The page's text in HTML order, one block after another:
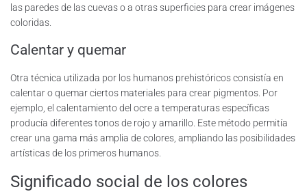
las paredes de las cuevas o a otras superficies para crear imágenes
coloridas.
Calentar y quemar
Otra técnica utilizada por los humanos prehistóricos consistía en
calentar o quemar ciertos materiales para crear pigmentos. Por
ejemplo, el calentamiento del ocre a temperaturas específicas
producía diferentes tonos de rojo y amarillo. Este método permitía
crear una gama más amplia de colores, ampliando las posibilidades
artísticas de los primeros humanos.
Significado social de los colores